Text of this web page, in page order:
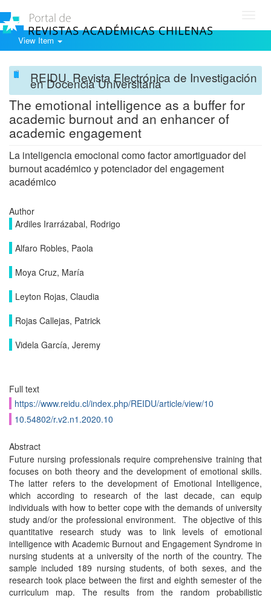
View Item
REIDU. Revista Electrónica de Investigación
en Docencia Universitaria
The emotional intelligence as a buffer for
academic burnout and an enhancer of
academic engagement
La inteligencia emocional como factor amortiguador del
burnout académico y potenciador del engagement
académico
Author
Ardiles Irarrázabal, Rodrigo
Alfaro Robles, Paola
Moya Cruz, María
Leyton Rojas, Claudia
Rojas Callejas, Patrick
Videla García, Jeremy
Full text
https://www.reidu.cl/index.php/REIDU/article/view/10
10.54802/r.v2.n1.2020.10
Abstract
Future nursing professionals require comprehensive training that
focuses on both theory and the development of emotional skills.
The latter refers to the development of Emotional Intelligence,
which according to research of the last decade, can equip
individuals with how to better cope with the demands of university
study and/or the professional environment. The objective of this
quantitative research study was to link levels of emotional
intelligence with Academic Burnout and Engagement Syndrome in
nursing students at a university of the north of the country. The
sample included 189 nursing students, of both sexes, and the
research took place between the first and eighth semester of the
curriculum map. The results from the random probabilistic